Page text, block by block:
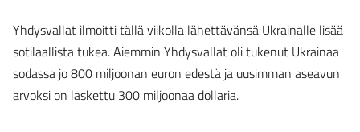
Yhdysvallat ilmoitti tällä viikolla lähettävänsä Ukrainalle lisää
sotilaallista tukea. Aiemmin Yhdysvallat oli tukenut Ukrainaa
sodassa jo 800 miljoonan euron edestä ja uusimman aseavun
arvoksi on laskettu 300 miljoonaa dollaria.